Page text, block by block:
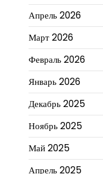
Апрель 2026
Март 2026
Февраль 2026
Январь 2026
Декабрь 2025
Ноябрь 2025
Май 2025
Апрель 2025